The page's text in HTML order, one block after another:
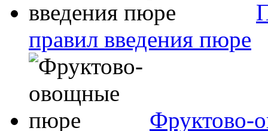
правил введения пюре
Фруктово-